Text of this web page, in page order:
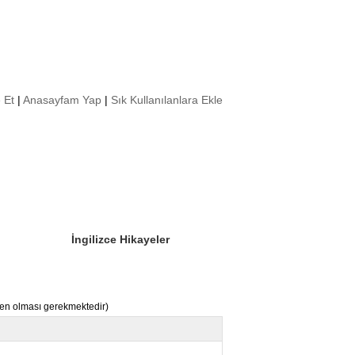
Et | Anasayfam Yap | Sık Kullanılanlara Ekle
İngilizce Hikayeler
olması gerekmektedir)